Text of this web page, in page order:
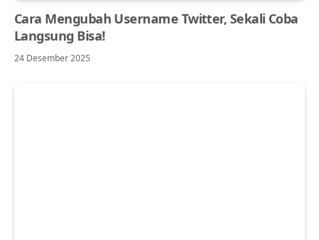
Cara Mengubah Username Twitter, Sekali Coba
Langsung Bisa!
24 Desember 2025